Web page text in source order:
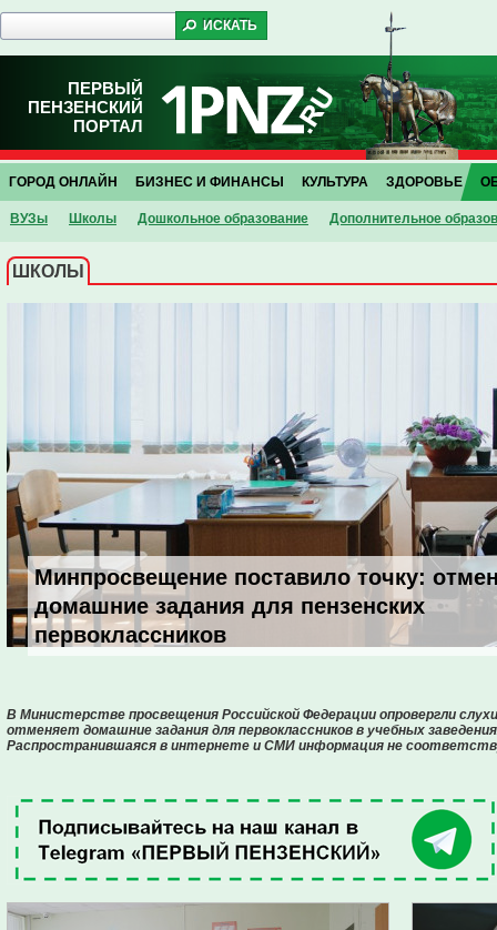
ПЕРВЫЙ
ПЕНЗЕНСКИЙ
ПОРТАЛ
ГОРОД ОНЛАЙН БИЗНЕС И ФИНАНСЫ КУЛЬТУРА ЗДОРОВЬЕ
ВУЗы Школы Дошкольное образование Дополнительное
ШКОЛЫ
Минпросвещение поставило точку:
домашние задания для пензенских
первоклассников
В Министерстве просвещения Российской Федерации опровергли
отменяет домашние задания для первоклассников в учебных
Распространившаяся в интернете и СМИ информация не